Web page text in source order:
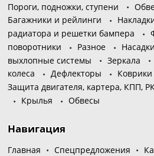
Пороги, подножки, ступени
Багажники и рейлинги
радиатора и решетки бампера
поворотники
Разное
выхлопные системы
Зеркала
колеса
Дефлекторы
Защита двигателя, картера, КПП,
Крылья
Обвесы
Навигация
Главная Спецпредложения